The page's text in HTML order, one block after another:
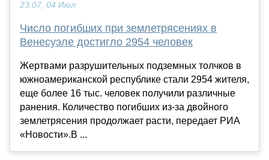
23:07, 04 Июл
Число погибших при землетрясениях в
Венесуэле достигло 2954 человек
Жертвами разрушительных подземных толчков в
южноамериканской республике стали 2954 жителя,
еще более 16 тыс. человек получили различные
ранения. Количество погибших из-за двойного
землетрясения продолжает расти, передает РИА
«Новости».В ...